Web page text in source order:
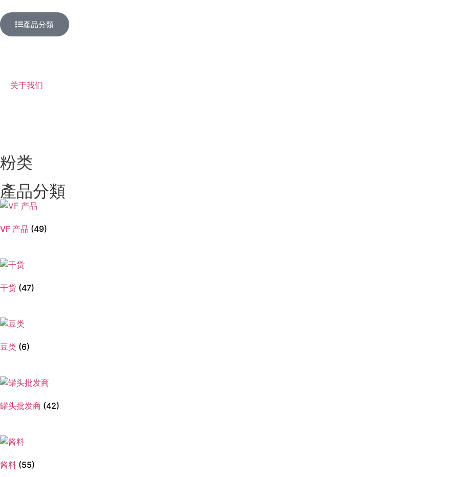
產品分類
关于我们
粉类
產品分類
VF 产品 (49)
干货 (47)
豆类 (6)
罐头批发商 (42)
酱料 (55)